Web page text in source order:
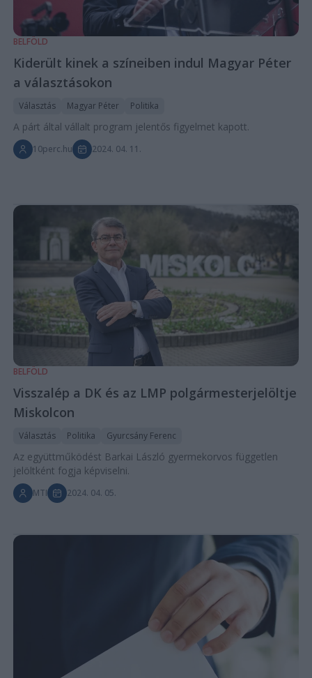
BELFÖLD
Kiderült kinek a színeiben indul Magyar Péter
a választásokon
Választás Magyar Péter Politika
A párt által vállalt program jelentős figyelmet kapott.
10perc.hu 2024. 04. 11.
BELFÖLD
Visszalép a DK és az LMP polgármesterjelöltje
Miskolcon
Választás Politika Gyurcsány Ferenc
Az együttműködést Barkai László gyermekorvos független
jelöltként fogja képviselni.
MTI 2024. 04. 05.